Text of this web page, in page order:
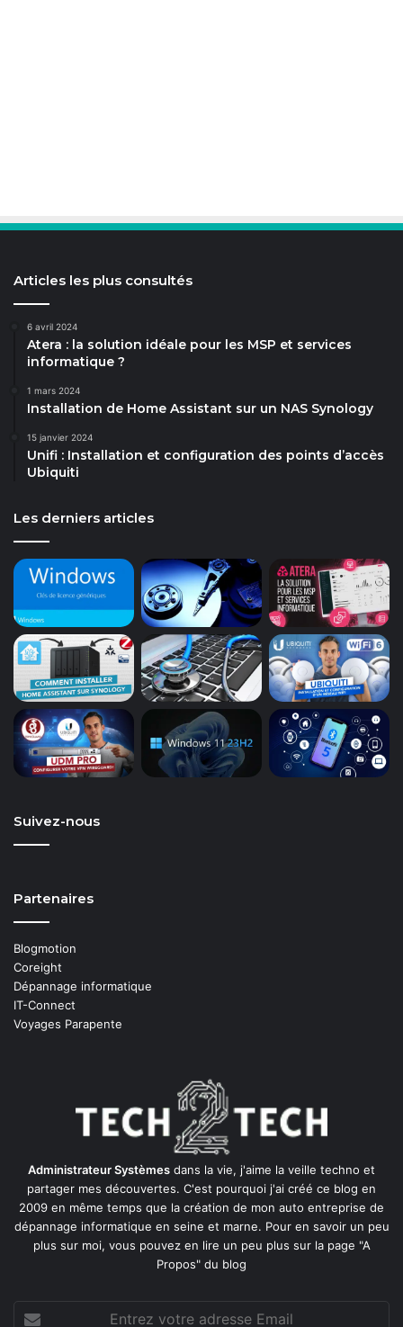
Articles les plus consultés
6 avril 2024
Atera : la solution idéale pour les MSP et services
informatique ?
1 mars 2024
Installation de Home Assistant sur un NAS Synology
15 janvier 2024
Unifi : Installation et configuration des points d’accès
Ubiquiti
Les derniers articles
Suivez-nous
Partenaires
Blogmotion
Coreight
Dépannage informatique
IT-Connect
Voyages Parapente
Administrateur Systèmes dans la vie, j'aime la veille techno et
partager mes découvertes. C'est pourquoi j'ai créé ce blog en
2009 en même temps que la création de mon auto entreprise de
dépannage informatique en seine et marne. Pour en savoir un peu
plus sur moi, vous pouvez en lire un peu plus sur la page "A
Propos" du blog